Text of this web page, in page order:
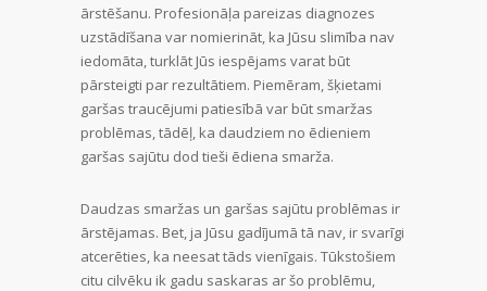
ārstēšanu. Profesionāļa pareizas diagnozes
uzstādīšana var nomierināt, ka Jūsu slimība nav
iedomāta, turklāt Jūs iespējams varat būt
pārsteigti par rezultātiem. Piemēram, šķietami
garšas traucējumi patiesībā var būt smaržas
problēmas, tādēļ, ka daudziem no ēdieniem
garšas sajūtu dod tieši ēdiena smarža.
Daudzas smaržas un garšas sajūtu problēmas ir
ārstējamas. Bet, ja Jūsu gadījumā tā nav, ir svarīgi
atcerēties, ka neesat tāds vienīgais. Tūkstošiem
citu cilvēku ik gadu saskaras ar šo problēmu,